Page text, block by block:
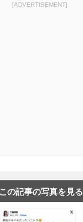
[ADVERTISEMENT]
この記事の写真を見る